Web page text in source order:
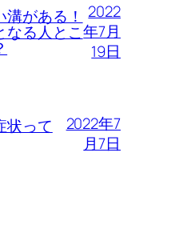
がある！
なる人とこ
2022
年7月
19日
状って
2022年7
月7日